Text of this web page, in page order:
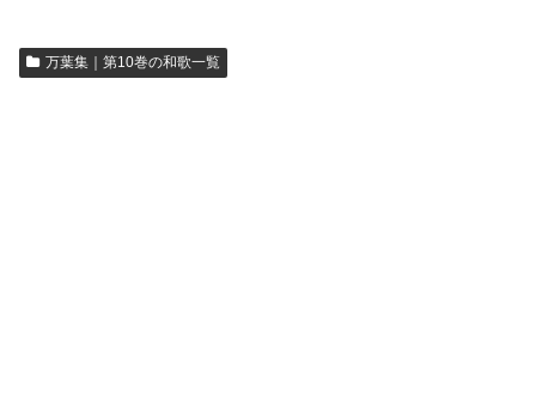
万葉集｜第10巻の和歌一覧